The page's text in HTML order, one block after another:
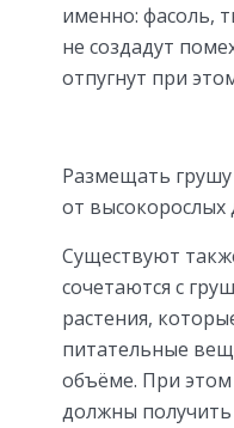
именно: фасоль,
не создадут
отпугнут при
Размещать
от высокорослых
Существуют
сочетаются с
растения,
питательные
объёме. При
должны получить